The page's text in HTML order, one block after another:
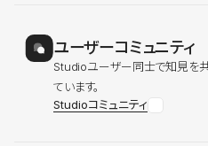
ユーザーコミュニティ
Studioユーザー同士で知見を
ています。
Studioコミュニティ